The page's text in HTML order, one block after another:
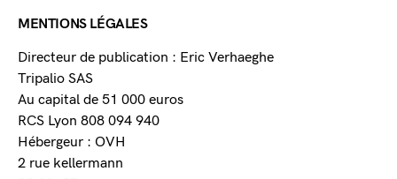
MENTIONS LÉGALES
Directeur de publication : Eric Verhaeghe
Tripalio SAS
Au capital de 51 000 euros
RCS Lyon 808 094 940
Hébergeur : OVH
2 rue kellermann